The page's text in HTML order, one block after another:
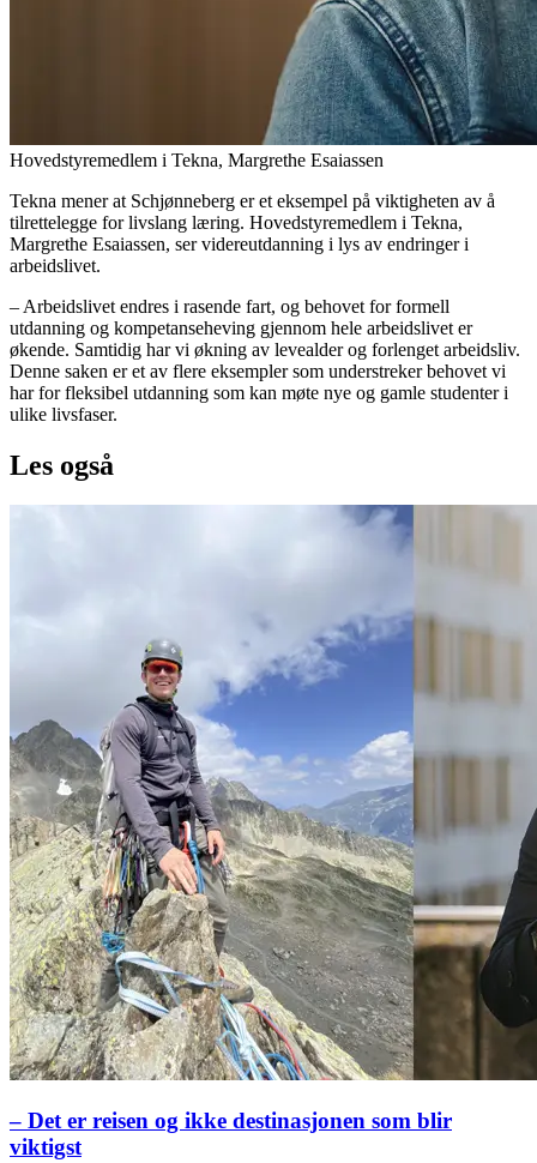
Hovedstyremedlem i Tekna, Margrethe Esaiassen
Tekna mener at Schjønneberg er et eksempel på viktigheten av å
tilrettelegge for livslang læring. Hovedstyremedlem i Tekna,
Margrethe Esaiassen, ser videreutdanning i lys av endringer i
arbeidslivet.
– Arbeidslivet endres i rasende fart, og behovet for formell
utdanning og kompetanseheving gjennom hele arbeidslivet er
økende. Samtidig har vi økning av levealder og forlenget arbeidsliv.
Denne saken er et av flere eksempler som understreker behovet vi
har for fleksibel utdanning som kan møte nye og gamle studenter i
ulike livsfaser.
Les også
– Det er reisen og ikke destinasjonen som blir
viktigst